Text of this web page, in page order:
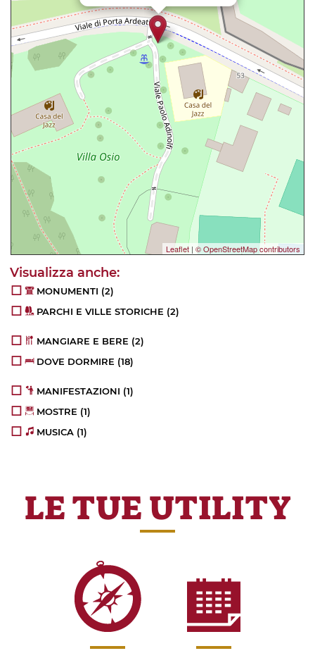
Leaflet | © OpenStreetMap contributors
MONUMENTI (2)
PARCHI E VILLE STORICHE (2)
MANGIARE E BERE (2)
DOVE DORMIRE (18)
MANIFESTAZIONI (1)
MOSTRE (1)
MUSICA (1)
LE TUE UTILITY